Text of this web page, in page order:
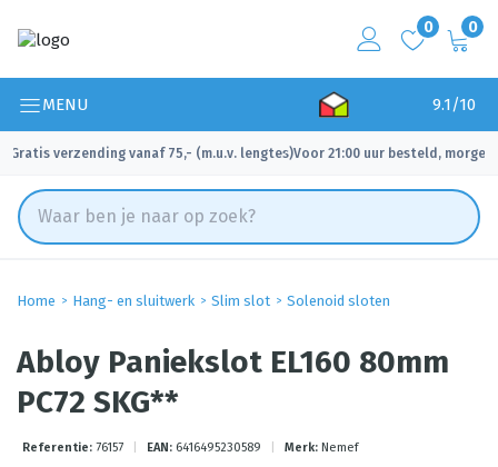
0 0
MENU 9.1/10
Gratis verzending vanaf 75,- (m.u.v. lengtes)
✓ Voor 21:00 uur besteld, morgen
Home Hang- en sluitwerk Slim slot Solenoid sloten
Abloy Paniekslot EL160 80mm
PC72 SKG**
Referentie: 76157 EAN: 6416495230589 Merk: Nemef